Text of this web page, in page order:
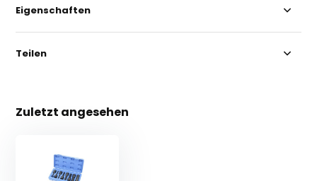
Eigenschaften
Teilen
Zuletzt angesehen